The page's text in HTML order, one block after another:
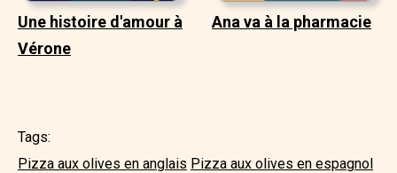
Une histoire d'amour à
Vérone
Ana va à la pharmacie
Tags:
Pizza aux olives en anglais Pizza aux olives en espagnol